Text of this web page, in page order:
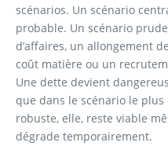
scénarios. Un scénario
probable. Un scénario
d’affaires, un allongement
coût matière ou un
Une dette devient
que dans le scénario le
robuste, elle, reste viable
dégrade temporairement.